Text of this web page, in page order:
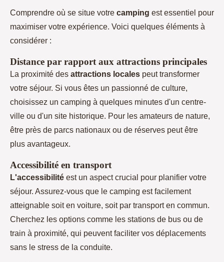
Comprendre où se situe votre camping est essentiel pour
maximiser votre expérience. Voici quelques éléments à
considérer :
Distance par rapport aux attractions principales
La proximité des attractions locales peut transformer
votre séjour. Si vous êtes un passionné de culture,
choisissez un camping à quelques minutes d'un centre-
ville ou d'un site historique. Pour les amateurs de nature,
être près de parcs nationaux ou de réserves peut être
plus avantageux.
Accessibilité en transport
L'accessibilité est un aspect crucial pour planifier votre
séjour. Assurez-vous que le camping est facilement
atteignable soit en voiture, soit par transport en commun.
Cherchez les options comme les stations de bus ou de
train à proximité, qui peuvent faciliter vos déplacements
sans le stress de la conduite.